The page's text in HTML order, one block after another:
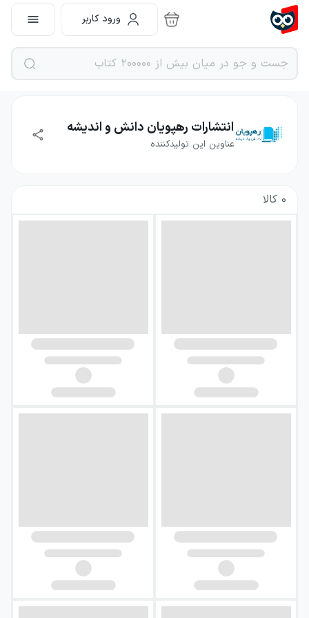
ورود کاربر
انتشارات رهپویان دانش و اندیشه
عناوین این تولیدکننده
0 کالا